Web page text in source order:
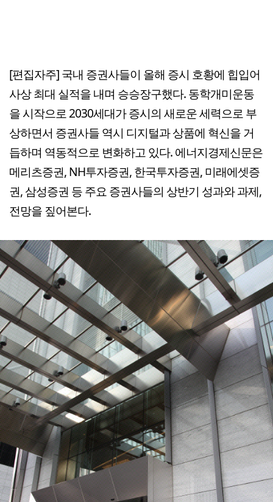
[편집자주] 국내 증권사들이 올해 증시 호황에 힙입어
사상 최대 실적을 내며 승승장구했다. 동학개미운동
을 시작으로 2030세대가 증시의 새로운 세력으로 부
상하면서 증권사들 역시 디지털과 상품에 혁신을 거
듭하며 역동적으로 변화하고 있다. 에너지경제신문은
메리츠증권, NH투자증권, 한국투자증권, 미래에셋증
권, 삼성증권 등 주요 증권사들의 상반기 성과와 과제,
전망을 짚어본다.